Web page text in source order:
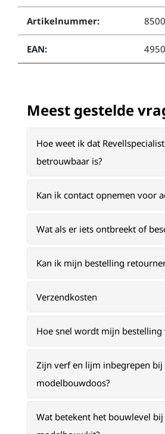
Artikelnummer:
EAN:
Meest gestelde
Hoe weet ik dat
betrouwbaar is?
Kan ik contact opnemen voor
Wat als er iets ontbreekt of
Kan ik mijn bestelling
Verzendkosten
Hoe snel wordt mijn bestelling
Zijn verf en lijm inbegrepen bij
modelbouwdoos?
Wat betekent het bouwlevel bij